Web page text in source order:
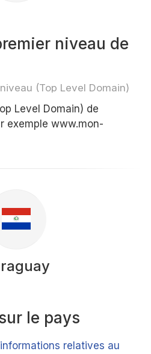
niveau de
(Top Level Domain)
Level Domain) de
exemple www.mon-
le pays
relatives au